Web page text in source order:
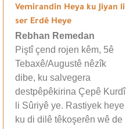
Vemirandin Heya ku Jiyan li
ser Erdê Heye
Rebhan Remedan
Piştî çend rojen kêm, 5ê
Tebaxê/Augustê nêzîk
dibe, ku salvegera
destpêpêkirina Çepê Kurdî
li Sûriyê ye. Rastiyek heye
ku di dilê têkoşerên wê de